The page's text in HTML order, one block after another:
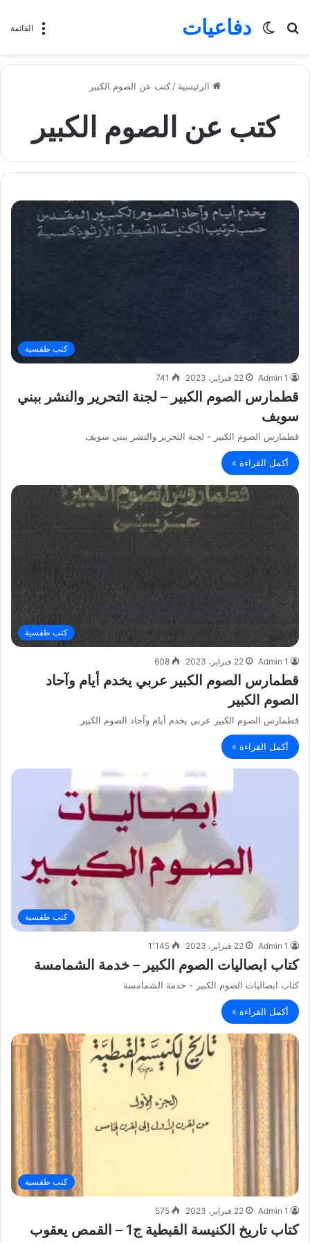
القائمة دفاعيات
بحث
الوضع
الرئيسية / كتب عن الصوم الكبير
كتب عن الصوم الكبير
كتب طقسية
Admin 1 22 فبراير، 2023 741
قطمارس الصوم الكبير – لجنة التحرير والنشر ببني
سويف
قطمارس الصوم الكبير - لجنة التحرير والنشر ببني سويف
أكمل القراءة »
كتب طقسية
Admin 1 22 فبراير، 2023 608
قطمارس الصوم الكبير عربي يخدم أيام وآحاد
الصوم الكبير
قطمارس الصوم الكبير عربي يخدم أيام وآحاد الصوم الكبير
أكمل القراءة »
كتب طقسية
Admin 1 22 فبراير، 2023 1٬145
كتاب ابصاليات الصوم الكبير – خدمة الشمامسة
كتاب ابصاليات الصوم الكبير - خدمة الشمامسة
أكمل القراءة »
كتب طقسية
Admin 1 22 فبراير، 2023 575
كتاب تاريخ الكنيسة القبطية ج1 – القمص يعقوب